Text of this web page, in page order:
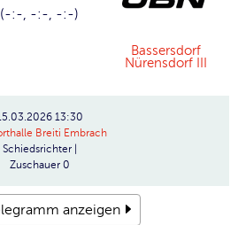
(-:-, -:-, -:-)
Bassersdorf
Nürensdorf III
13:30
Breiti Embrach
Schiedsrichter
Zuschauer 0
anzeigen